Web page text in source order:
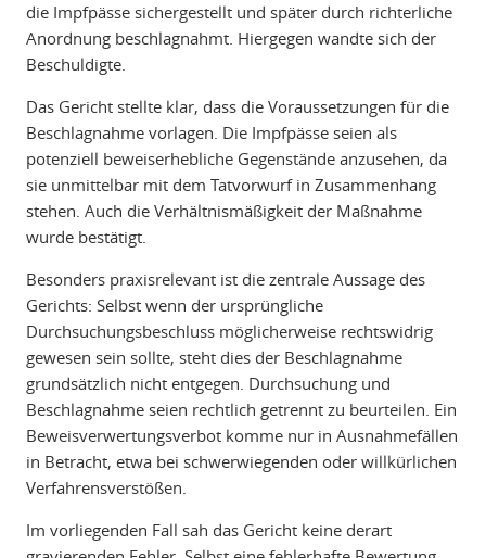
die Impfpässe sichergestellt und später durch richterliche
Anordnung beschlagnahmt. Hiergegen wandte sich der
Beschuldigte.
Das Gericht stellte klar, dass die Voraussetzungen für die
Beschlagnahme vorlagen. Die Impfpässe seien als
potenziell beweiserhebliche Gegenstände anzusehen, da
sie unmittelbar mit dem Tatvorwurf in Zusammenhang
stehen. Auch die Verhältnismäßigkeit der Maßnahme
wurde bestätigt.
Besonders praxisrelevant ist die zentrale Aussage des
Gerichts: Selbst wenn der ursprüngliche
Durchsuchungsbeschluss möglicherweise rechtswidrig
gewesen sein sollte, steht dies der Beschlagnahme
grundsätzlich nicht entgegen. Durchsuchung und
Beschlagnahme seien rechtlich getrennt zu beurteilen. Ein
Beweisverwertungsverbot komme nur in Ausnahmefällen
in Betracht, etwa bei schwerwiegenden oder willkürlichen
Verfahrensverstößen.
Im vorliegenden Fall sah das Gericht keine derart